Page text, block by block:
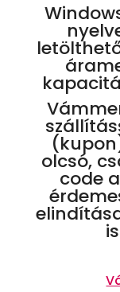
olcsó,
code